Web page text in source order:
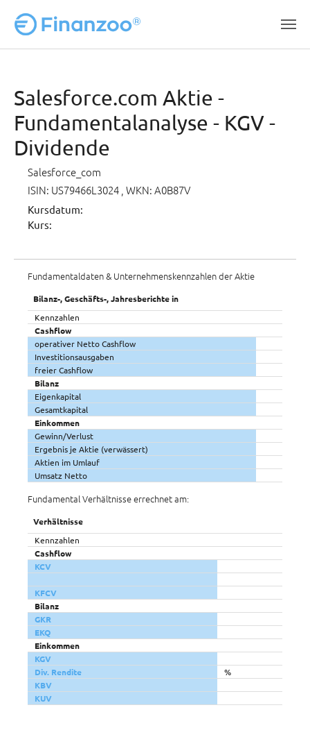
Salesforce.com Aktie -
Fundamentalanalyse - KGV -
Dividende
Salesforce_com
ISIN: US79466L3024 , WKN: A0B87V
Kursdatum:
Kurs:
Fundamentaldaten & Unternehmenskennzahlen der Aktie
Bilanz-, Geschäfts-, Jahresberichte in
Kennzahlen
Cashflow
operativer Netto Cashflow
Investitionsausgaben
freier Cashflow
Bilanz
Eigenkapital
Gesamtkapital
Einkommen
Gewinn/Verlust
Ergebnis je Aktie (verwässert)
Aktien im Umlauf
Umsatz Netto
Fundamental Verhältnisse errechnet am:
Verhältnisse
Kennzahlen
Cashflow
KCV
KFCV
Bilanz
GKR
EKQ
Einkommen
KGV
Div. Rendite
%
KBV
KUV